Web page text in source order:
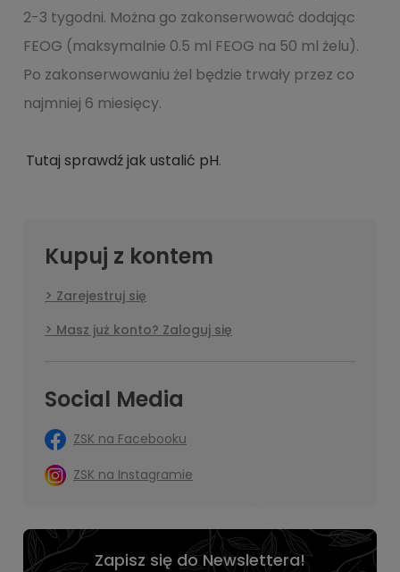
2-3 tygodni. Można go zakonserwować dodając
FEOG (maksymalnie 0.5 ml FEOG na 50 ml żelu).
Po zakonserwowaniu żel będzie trwały przez co
najmniej 6 miesięcy.
Tutaj sprawdź jak ustalić pH.
Kupuj z kontem
Zarejestruj się
Masz już konto? Zaloguj się
Social Media
ZSK na Facebooku
ZSK na Instagramie
Zapisz się do Newslettera!